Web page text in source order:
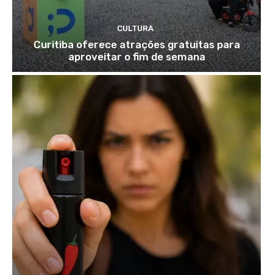
CULTURA
Curitiba oferece atrações gratuitas para
aproveitar o fim de semana